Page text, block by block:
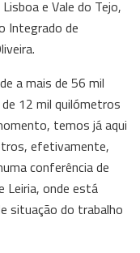
e Vale do Tejo,
Integrado de
a mais de 56 mil
12 mil quilómetros
temos já aqui
efetivamente,
conferência de
Leiria, onde está
situação do trabalho